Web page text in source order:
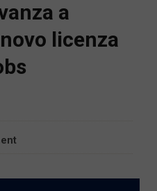
a
licenza